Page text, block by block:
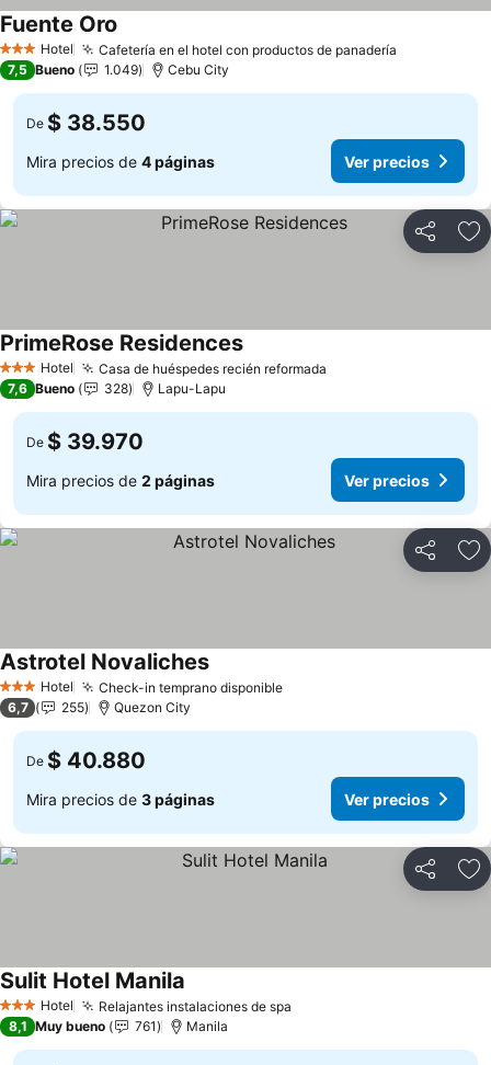
3 Estrellas
Hotel Cafetería en el hotel con productos de panadería
Fuente Oro
7,5 Bueno 1.049 Cebu City
De $ 38.550
Mira precios de 4 páginas Ver precios
Compartir
3 Estrellas
Hotel Casa de huéspedes recién reformada
PrimeRose Residences
7,6 Bueno 328 Lapu-Lapu
De $ 39.970
Mira precios de 2 páginas Ver precios
Compartir
3 Estrellas
Hotel Check-in temprano disponible
Astrotel Novaliches
6,7 255 Quezon City
De $ 40.880
Mira precios de 3 páginas Ver precios
Compartir
3 Estrellas
Hotel Relajantes instalaciones de spa
Sulit Hotel Manila
8,1 Muy bueno 761 Manila